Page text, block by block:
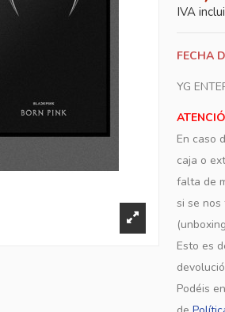
IVA
FECHA
YG
En caso
caja o
falta de
si se
Esto es
Podéis